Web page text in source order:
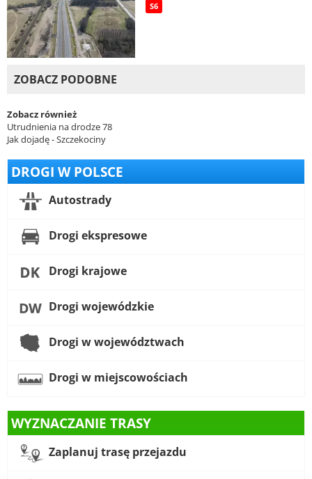
S6
ZOBACZ PODOBNE
Zobacz również
Utrudnienia na drodze 78
Jak dojadę - Szczekociny
DROGI W POLSCE
Autostrady
Drogi ekspresowe
Drogi krajowe
Drogi wojewódzkie
Drogi w województwach
Drogi w miejscowościach
WYZNACZANIE TRASY
Zaplanuj trasę przejazdu